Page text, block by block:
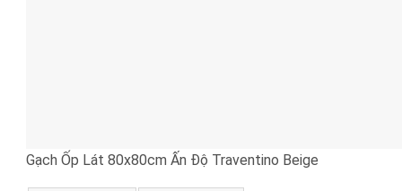
Gạch Ốp Lát 80x80cm Ấn Độ Traventino Beige